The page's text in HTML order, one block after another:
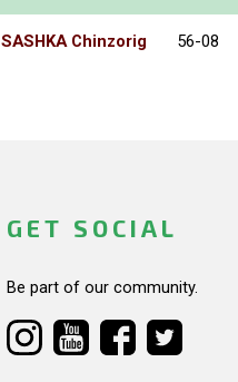
SASHKA Chinzorig 56-08
GET SOCIAL
Be part of our community.